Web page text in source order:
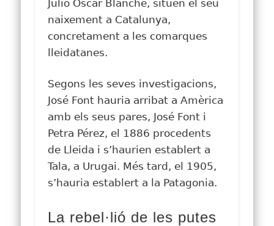
Julio Oscar Blanche, situen el seu
naixement a Catalunya,
concretament a les comarques
lleidatanes.
Segons les seves investigacions,
José Font hauria arribat a Amèrica
amb els seus pares, José Font i
Petra Pérez, el 1886 procedents
de Lleida i s’haurien establert a
Tala, a Urugai. Més tard, el 1905,
s’hauria establert a la Patagonia.
La rebel·lió de les putes